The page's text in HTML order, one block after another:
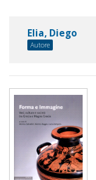
Elia, Diego
Autore